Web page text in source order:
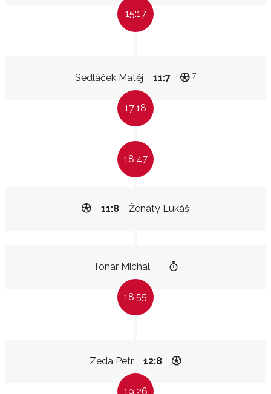
15:17
Sedláček Matěj 11:7 7
17:18
18:47
Ženatý Lukáš
11:8
Tonar Michal
18:55
Zeda Petr 12:8
19:26